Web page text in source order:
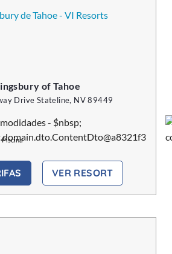
of Tahoe
Drive Stateline, NV 89449
Piscina
VER RESORT